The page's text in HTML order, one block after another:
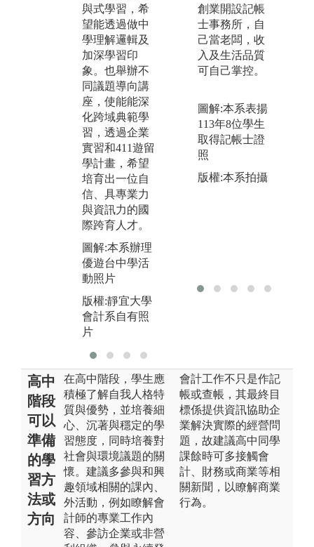
與式學習，希
望能透過做中
學理解邏輯及
加深學習印
象。也舉辦不
同議題導向講
座，使能能深
化跨域典範學
習，透過企業
實習和411遊留
學計畫，希望
培育出一位自
信、具專業力
與資訊力的國
際跨育人才。
圖解:本系辦理
優遊台中學活
動照片
版權:靜宜大學
會計系自有照
片
圖解:2023 電腦
稽核專題競賽
得獎照片
版權:靜宜大學
會計系自有照
創業開設記帳
士事務所，自
己當老闆，收
入及生活品質
可自己掌控。
圖解:本系表揚
113年8位學生
取得記帳士證
照
版權:本系拍攝
高中
階段
可以
準備
的學
習方
法或
方向
在高中階段，學生應
積極了解自我人格特
質與優勢，並培養細
心、沉著與穩定的學
習態度，同時培養對
社會與環境議題的關
懷。建議多參與和興
趣領域相關的課內、
外活動，例如瞭解會
計師的專業工作內
容、參訪企業或非營
會計工作不只是作記
帳或查帳，其最終目
標係提供資訊協助企
業解決實際的經營問
題，故建議高中同學
課餘時可多接觸會
計、財務或商業等相
關新聞，以瞭解商業
行為。